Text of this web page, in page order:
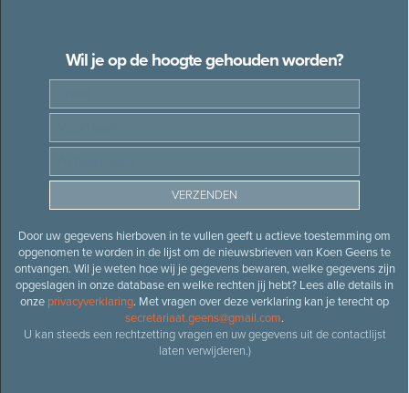
Wil je op de hoogte gehouden worden?
Door uw gegevens hierboven in te vullen geeft u actieve toestemming om
opgenomen te worden in de lijst om de nieuwsbrieven van Koen Geens te
ontvangen. Wil je weten hoe wij je gegevens bewaren, welke gegevens zijn
opgeslagen in onze database en welke rechten jij hebt? Lees alle details in
onze privacyverklaring. Met vragen over deze verklaring kan je terecht op
secretariaat.geens@gmail.com.
U kan steeds een rechtzetting vragen en uw gegevens uit de contactlijst
laten verwijderen.)